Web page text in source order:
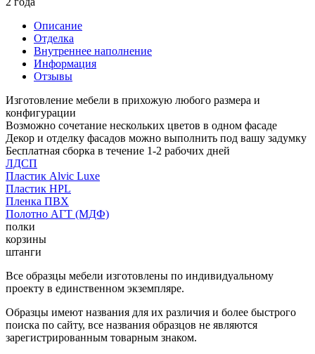
Описание
Отделка
Внутреннее наполнение
Информация
Отзывы
Изготовление мебели в прихожую любого размера и
конфигурации
Возможно сочетание нескольких цветов в одном фасаде
Декор и отделку фасадов можно выполнить под вашу задумку
Бесплатная сборка в течение 1-2 рабочих дней
ЛДСП
Пластик Alvic Luxe
Пластик HPL
Пленка ПВХ
Полотно АГТ (МДФ)
полки
корзины
штанги
Все образцы мебели изготовлены по индивидуальному
проекту в единственном экземпляре.
Образцы имеют названия для их различия и более быстрого
поиска по сайту, все названия образцов не являются
зарегистрированным товарным знаком.